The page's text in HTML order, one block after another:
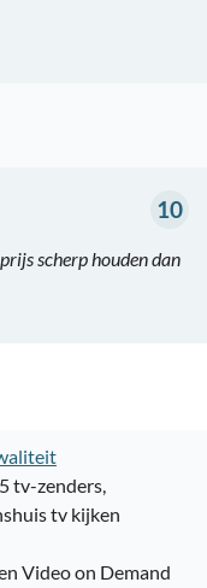
10
scherp houden dan
tv-zenders,
tv kijken
Video on Demand